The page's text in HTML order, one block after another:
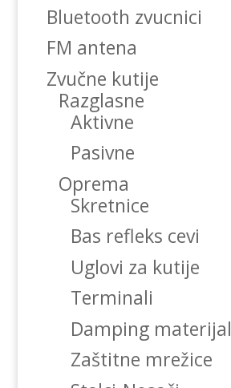
Bluetooth zvucnici
FM antena
Zvučne kutije
Razglasne
Aktivne
Pasivne
Oprema
Skretnice
Bas refleks cevi
Uglovi za kutije
Terminali
Damping materijal
Zaštitne mrežice